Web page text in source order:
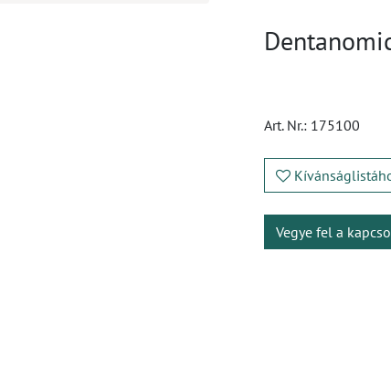
Art. Nr.: 175100
Vegye fel a